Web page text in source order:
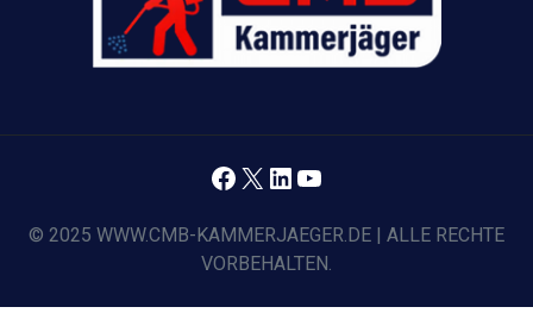
© 2025 WWW.CMB-KAMMERJAEGER.DE | ALLE RECHTE
VORBEHALTEN.
Facebook
X LinkedIn
YouTube